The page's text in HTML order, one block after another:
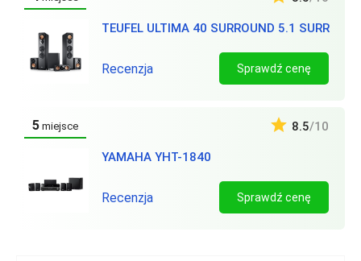
TEUFEL ULTIMA 40 SURROUND 5.1 SURR
Recenzja Sprawdź cenę
5 miejsce
YAMAHA YHT-1840
8.5/10
Recenzja Sprawdź cenę